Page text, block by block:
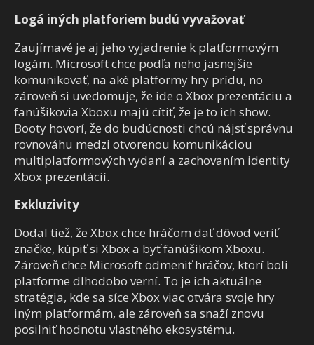
Logá iných platforiem budú vyvažovať
Zaujímavé je aj jeho vyjadrenie k platformovým
logám. Microsoft chce podľa neho jasnejšie
komunikovať, na aké platformy hry prídu, no
zároveň si uvedomuje, že ide o Xbox prezentáciu a
fanúšikovia Xboxu majú cítiť, že je to ich show.
Booty hovorí, že do budúcnosti chcú nájsť správnu
rovnováhu medzi otvorenou komunikáciou
multiplatformových vydaní a zachovaním identity
Xbox prezentácií.
Exkluzivity
Dodal tiež, že Xbox chce hráčom dať dôvod veriť
značke, kúpiť si Xbox a byť fanúšikom Xboxu.
Zároveň chce Microsoft odmeniť hráčov, ktorí boli
platforme dlhodobo verní. To je ich aktuálne
stratégia, kde sa síce Xbox viac otvára svoje hry
iným platformám, ale zároveň sa snaží znovu
posilniť hodnotu vlastného ekosystému.